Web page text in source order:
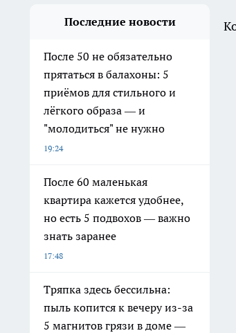
Последние новости
После 50 не обязательно
прятаться в балахоны: 5
приёмов для стильного и
лёгкого образа — и
"молодиться" не нужно
19:24
После 60 маленькая
квартира кажется удобнее,
но есть 5 подвохов — важно
знать заранее
17:48
Тряпка здесь бессильна:
пыль копится к вечеру из-за
5 магнитов грязи в доме —